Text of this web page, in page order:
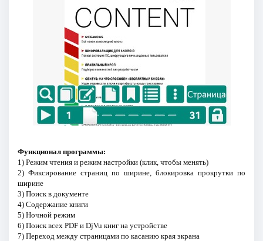
Функционал программы:
1) Режим чтения и режим настройки (клик, чтобы менять)
2) Фиксирование страниц по ширине, блокировка прокрутки по
ширине
3) Поиск в документе
4) Содержание книги
5) Ночной режим
6) Поиск всех PDF и DjVu книг на устройстве
7) Переход между страницами по касанию края экрана